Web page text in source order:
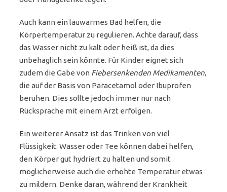
Auch kann ein lauwarmes Bad helfen, die
Körpertemperatur zu regulieren. Achte darauf, dass
das Wasser nicht zu kalt oder heiß ist, da dies
unbehaglich sein könnte. Für Kinder eignet sich
zudem die Gabe von Fiebersenkenden Medikamenten,
die auf der Basis von Paracetamol oder Ibuprofen
beruhen. Dies sollte jedoch immer nur nach
Rücksprache mit einem Arzt erfolgen.
Ein weiterer Ansatz ist das Trinken von viel
Flüssigkeit. Wasser oder Tee können dabei helfen,
den Körper gut hydriert zu halten und somit
möglicherweise auch die erhöhte Temperatur etwas
zu mildern. Denke daran, während der Krankheit